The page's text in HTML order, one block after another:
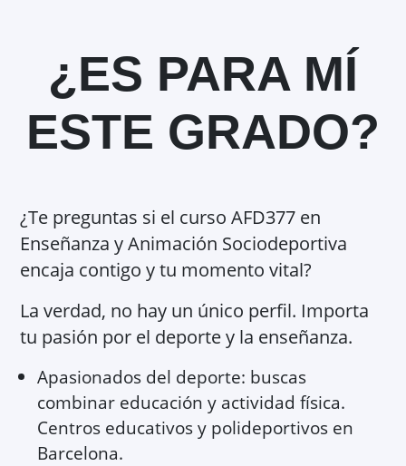
¿ES PARA MÍ
ESTE GRADO?
¿Te preguntas si el curso AFD377 en
Enseñanza y Animación Sociodeportiva
encaja contigo y tu momento vital?
La verdad, no hay un único perfil. Importa
tu pasión por el deporte y la enseñanza.
Apasionados del deporte: buscas
combinar educación y actividad física.
Centros educativos y polideportivos en
Barcelona.